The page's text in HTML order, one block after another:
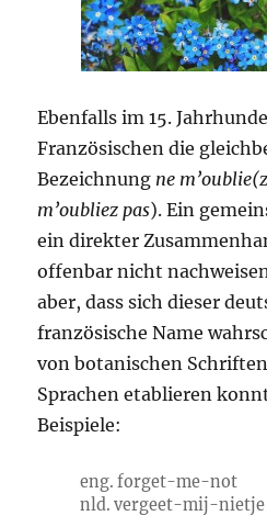
Ebenfalls im 15.
Französischen die
Bezeichnung ne
m’oubliez pas). Ein
ein direkter
offenbar nicht
aber, dass sich dieser
französische Name
von botanischen
Sprachen etablieren
Beispiele:
eng. forget-me-not
nld. vergeet-mij-nietje